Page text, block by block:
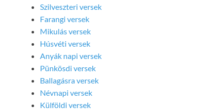
Szilveszteri versek
Farangi versek
Mikulás versek
Húsvéti versek
Anyák napi versek
Pünkösdi versek
Ballagásra versek
Névnapi versek
Külföldi versek